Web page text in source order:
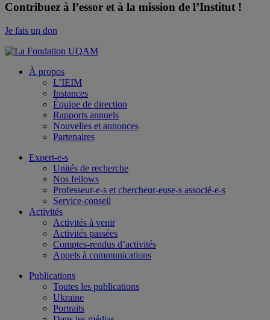
Contribuez à l’essor et à la mission de l’Institut !
Je fais un don
À propos
L’IEIM
Instances
Équipe de direction
Rapports annuels
Nouvelles et annonces
Partenaires
Expert-e-s
Unités de recherche
Nos fellows
Professeur-e-s et chercheur-euse-s associé-e-s
Service-conseil
Activités
Activités à venir
Activités passées
Comptes-rendus d’activités
Appels à communications
Publications
Toutes les publications
Ukraine
Portraits